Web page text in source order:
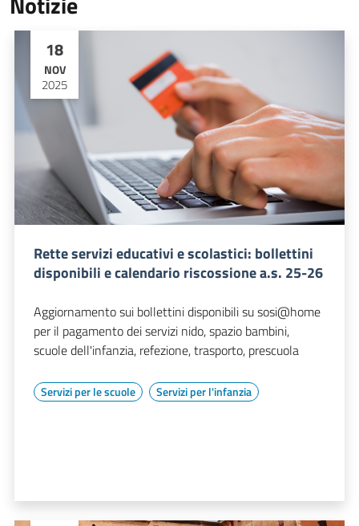
18
NOV
2025
Rette servizi educativi e scolastici: bollettini
disponibili e calendario riscossione a.s. 25-26
Aggiornamento sui bollettini disponibili su sosi@home
per il pagamento dei servizi nido, spazio bambini,
scuole dell'infanzia, refezione, trasporto, prescuola
Servizi per le scuole Servizi per l'infanzia